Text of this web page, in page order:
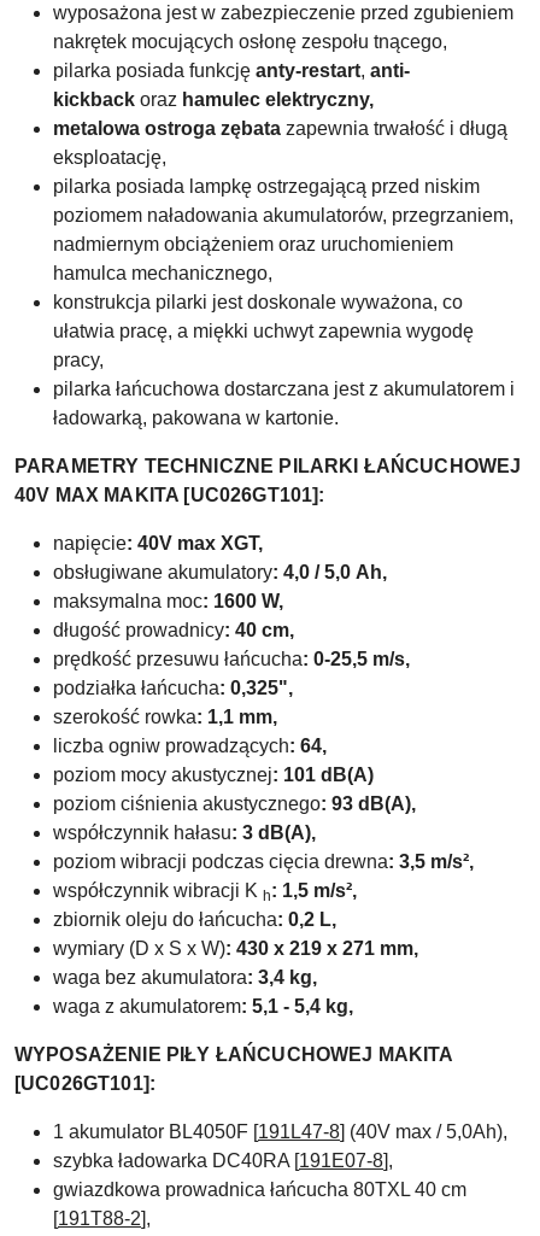
wyposażona jest w zabezpieczenie przed zgubieniem
nakrętek mocujących osłonę zespołu tnącego,
pilarka posiada funkcję anty-restart, anti-
kickback oraz hamulec elektryczny,
metalowa ostroga zębata zapewnia trwałość i długą
eksploatację,
pilarka posiada lampkę ostrzegającą przed niskim
poziomem naładowania akumulatorów, przegrzaniem,
nadmiernym obciążeniem oraz uruchomieniem
hamulca mechanicznego,
konstrukcja pilarki jest doskonale wyważona, co
ułatwia pracę, a miękki uchwyt zapewnia wygodę
pracy,
pilarka łańcuchowa dostarczana jest z akumulatorem i
ładowarką, pakowana w kartonie.
PARAMETRY TECHNICZNE PILARKI ŁAŃCUCHOWEJ
40V MAX MAKITA [UC026GT101]:
napięcie: 40V max XGT,
obsługiwane akumulatory: 4,0 / 5,0 Ah,
maksymalna moc: 1600 W,
długość prowadnicy: 40 cm,
prędkość przesuwu łańcucha: 0-25,5 m/s,
podziałka łańcucha: 0,325",
szerokość rowka: 1,1 mm,
liczba ogniw prowadzących: 64,
poziom mocy akustycznej: 101 dB(A)
poziom ciśnienia akustycznego: 93 dB(A),
współczynnik hałasu: 3 dB(A),
poziom wibracji podczas cięcia drewna: 3,5 m/s²,
współczynnik wibracji K h: 1,5 m/s²,
zbiornik oleju do łańcucha: 0,2 L,
wymiary (D x S x W): 430 x 219 x 271 mm,
waga bez akumulatora: 3,4 kg,
waga z akumulatorem: 5,1 - 5,4 kg,
WYPOSAŻENIE PIŁY ŁAŃCUCHOWEJ MAKITA
[UC026GT101]:
1 akumulator BL4050F [191L47-8] (40V max / 5,0Ah),
szybka ładowarka DC40RA [191E07-8],
gwiazdkowa prowadnica łańcucha 80TXL 40 cm
[191T88-2],